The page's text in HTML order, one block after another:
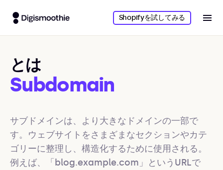
Shopifyを試してみる
とは
Subdomain
サブドメインは、より大きなドメインの一部で
す。ウェブサイトをさまざまなセクションやカテ
ゴリーに整理し、構造化するために使用される。
例えば、「blog.example.com」というURLで